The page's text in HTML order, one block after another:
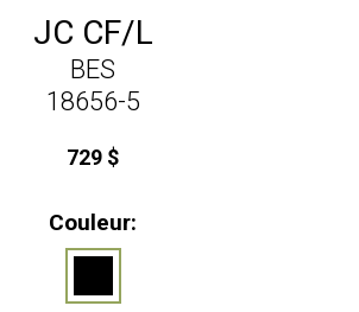
JC CF/L
BES
18656-5
729 $
Couleur: